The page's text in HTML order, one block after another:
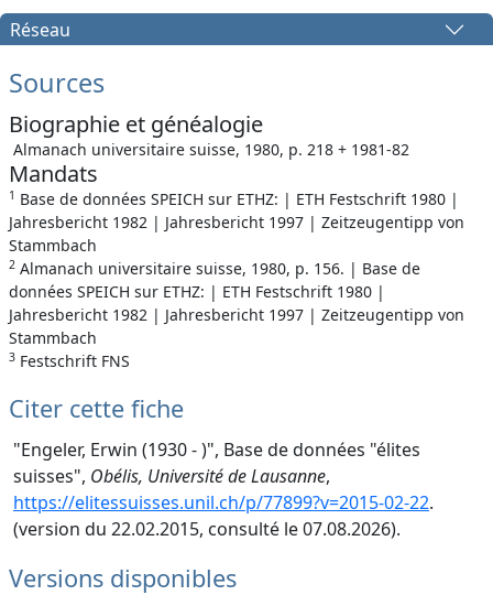
Réseau
Sources
Biographie et généalogie
Almanach universitaire suisse, 1980, p. 218 + 1981-82
Mandats
1 Base de données SPEICH sur ETHZ: | ETH Festschrift 1980 |
Jahresbericht 1982 | Jahresbericht 1997 | Zeitzeugentipp von
Stammbach
2 Almanach universitaire suisse, 1980, p. 156. | Base de
données SPEICH sur ETHZ: | ETH Festschrift 1980 |
Jahresbericht 1982 | Jahresbericht 1997 | Zeitzeugentipp von
Stammbach
3 Festschrift FNS
Citer cette fiche
"Engeler, Erwin (1930 - )", Base de données "élites
suisses", Obélis, Université de Lausanne,
https://elitessuisses.unil.ch/p/77899?v=2015-02-22.
(version du 22.02.2015, consulté le 07.08.2026).
Versions disponibles